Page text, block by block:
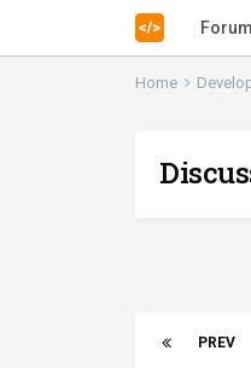
Home
PREV